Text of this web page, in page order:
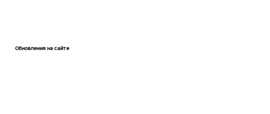
Обновления на сайте